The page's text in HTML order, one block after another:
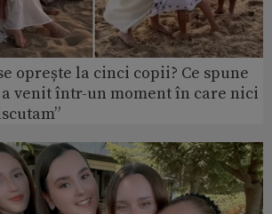
oprește la cinci copii? Ce spune
a venit într-un moment în care nici